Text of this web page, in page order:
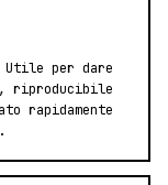
per dare
riproducibile
rapidamente